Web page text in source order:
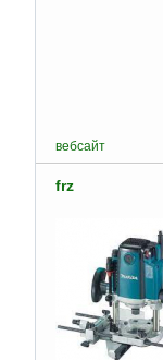
вебсайт
frz